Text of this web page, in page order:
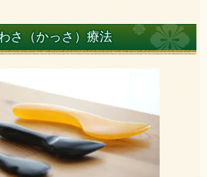
さ（かっさ）療法